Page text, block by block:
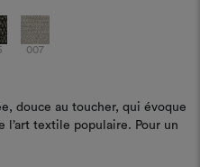
007
douce au toucher, qui évoque
l’art textile populaire. Pour un